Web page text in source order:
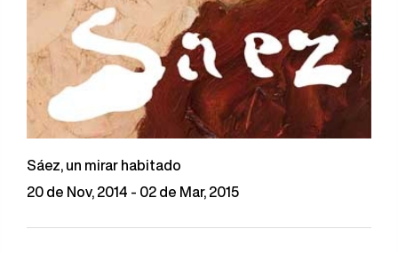
Sáez, un mirar habitado
20 de Nov, 2014 - 02 de Mar, 2015